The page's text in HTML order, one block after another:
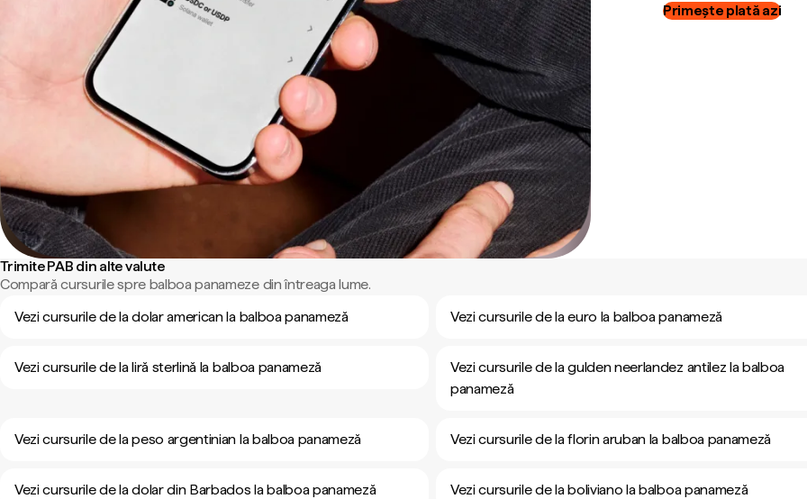
Primește plată azi
Trimite PAB din alte valute
Compară cursurile spre balboa panameze din întreaga lume.
Vezi cursurile de la dolar american la balboa panameză
Vezi cursurile de la euro la balboa panameză
Vezi cursurile de la liră sterlină la balboa panameză
Vezi cursurile de la gulden neerlandez antilez la balboa
panameză
Vezi cursurile de la peso argentinian la balboa panameză Vezi cursurile de la florin aruban la balboa panameză
Vezi cursurile de la dolar din Barbados la balboa panameză Vezi cursurile de la boliviano la balboa panameză